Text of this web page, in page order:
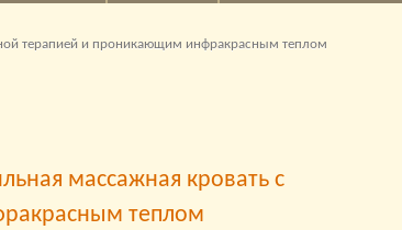
терапией и проникающим инфракрасным теплом
массажная кровать с
теплом